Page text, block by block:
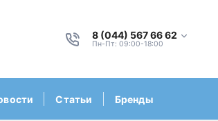
8 (044) 567 66 62
Пн-Пт: 09:00-18:00
Статьи Бренды